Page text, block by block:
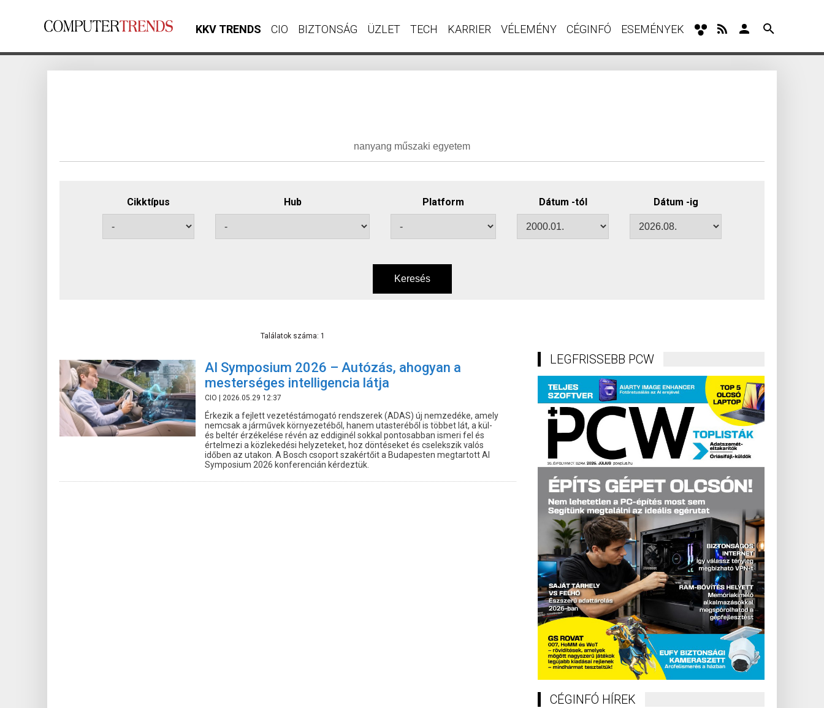
KKV TRENDS CIO BIZTONSÁG ÜZLET TECH KARRIER VÉLEMÉNY CÉGINFÓ ESEMÉNYEK
Cikktípus Hub Platform Dátum -tól Dátum -ig
Keresés
Találatok száma: 1
AI Symposium 2026 – Autózás, ahogyan a
mesterséges intelligencia látja
CIO | 2026.05.29 12:37
Érkezik a fejlett vezetéstámogató rendszerek (ADAS) új nemzedéke, amely
nemcsak a járművek környezetéből, hanem utasteréből is többet lát, a kül-
és beltér érzékelése révén az eddiginél sokkal pontosabban ismeri fel és
értelmezi a közlekedési helyzeteket, hoz döntéseket és cselekszik valós
időben az utakon. A Bosch csoport szakértőit a Budapesten megtartott AI
Symposium 2026 konferencián kérdeztük.
LEGFRISSEBB PCW
CÉGINFÓ HÍREK